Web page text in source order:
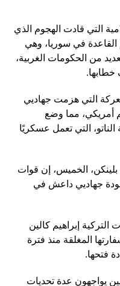
التي قادت الهجوم الذي
القاعدة في سوريا، وهي
من الحكومات الغربية،
التي هزمت جهاديي
في عام 2019 بدعم أمريكي، مما وضع
التي تعمل عسكريًا
بلينكن، الخميس، إن قوات
جهاديي داعش في
إبراهيم كالين
المغلقة منذ فترة
فتحها.
يواجهون عدة تحديات